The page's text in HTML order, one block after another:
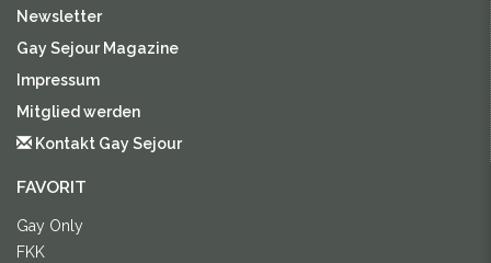
Newsletter
Gay Sejour Magazine
Impressum
Mitglied werden
Kontakt Gay Sejour
FAVORIT
Gay Only
FKK